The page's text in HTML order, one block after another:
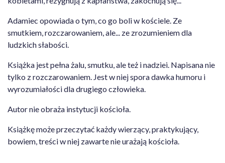
Adamiec opowiada o tym, co go boli w kościele. Ze
smutkiem, rozczarowaniem, ale... ze zrozumieniem dla
ludzkich słabości.
Książka jest pełna żalu, smutku, ale też i nadziei. Napisana nie
tylko z rozczarowaniem. Jest w niej spora dawka humoru i
wyrozumiałości dla drugiego człowieka.
Autor nie obraża instytucji kościoła.
Książkę może przeczytać każdy wierzący, praktykujący,
bowiem, treści w niej zawarte nie urażają kościoła.